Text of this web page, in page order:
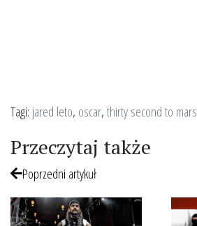
Tagi: jared leto, oscar,thirty second to mars
Przeczytaj także
Poprzedni artykuł